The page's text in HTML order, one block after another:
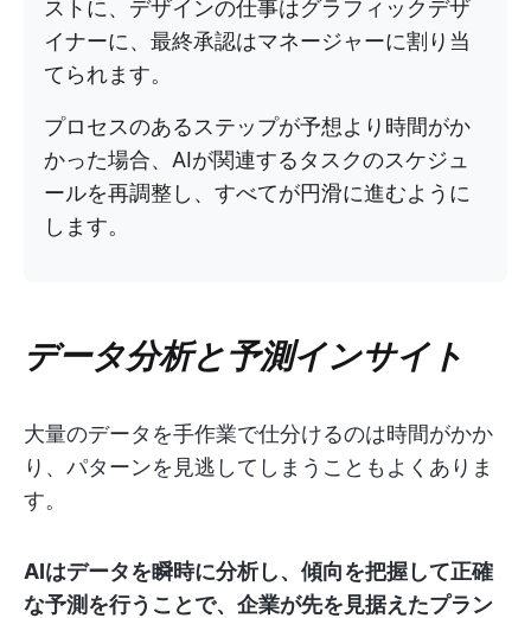
ストに、デザインの仕事はグラフィックデザ
イナーに、最終承認はマネージャーに割り当
てられます。
プロセスのあるステップが予想より時間がか
かった場合、AIが関連するタスクのスケジュ
ールを再調整し、すべてが円滑に進むように
します。
データ分析と予測インサイト
大量のデータを手作業で仕分けるのは時間がかか
り、パターンを見逃してしまうこともよくありま
す。
AIはデータを瞬時に分析し、傾向を把握して正確
な予測を行うことで、企業が先を見据えたプラン